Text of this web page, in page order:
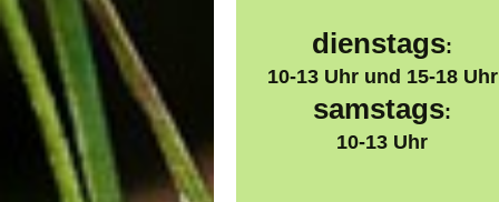
dienstags:
10-13 Uhr und 15-18 Uhr
samstags:
10-13 Uhr